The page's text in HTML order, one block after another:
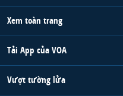
Xem toàn trang
Tải App của VOA
Vượt tường lửa